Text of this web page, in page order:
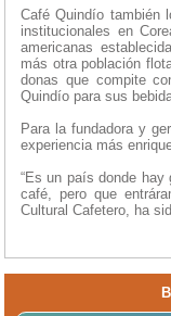
Café Quindío también
institucionales en
americanas
más otra población
donas que compite
Quindío para sus
Para la fundadora y
experiencia más
“Es un país donde
café, pero que
Cultural Cafetero, ha